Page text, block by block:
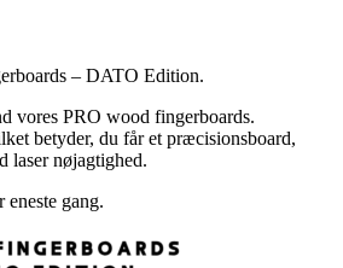
– DATO Edition.
vores PRO wood fingerboards.
betyder, du får et præcisionsboard,
laser nøjagtighed.
eneste gang.